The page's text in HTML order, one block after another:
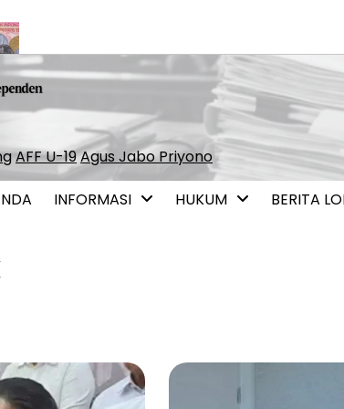
Jadi Kunci Menjaga Stabilitas dan Pertumbuhan
AFF U-19Agus Jabo Priyono
INFORMASI HUKUM BERITA